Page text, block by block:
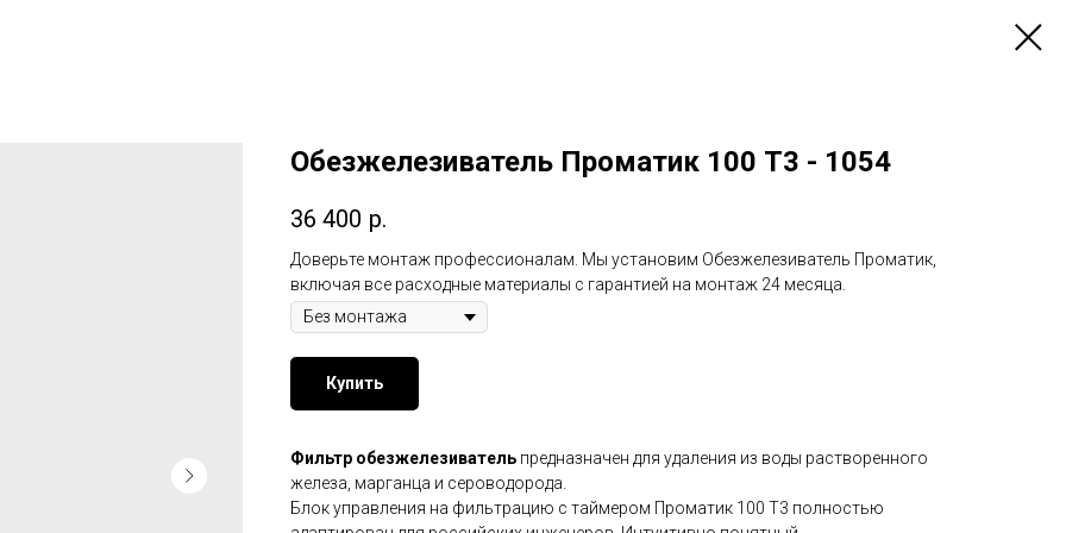
Обезжелезиватель Проматик 100 Т3 - 1054
36 400 р.
Доверьте монтаж профессионалам. Мы установим Обезжелезиватель Проматик,
включая все расходные материалы с гарантией на монтаж 24 месяца.
Купить
Фильтр обезжелезиватель предназначен для удаления из воды растворенного
железа, марганца и сероводорода.
Блок управления на фильтрацию с таймером Проматик 100 Т3 полностью